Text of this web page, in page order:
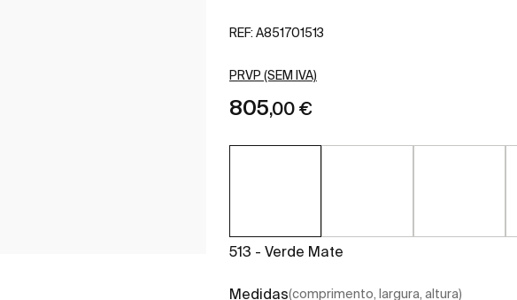
REF: A851701513
PRVP (SEM IVA)
805,00 €
513 - Verde Mate
Medidas(comprimento, largura, altura)